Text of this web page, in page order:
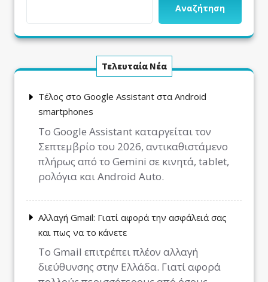
Αναζήτηση
Τελευταία Νέα
Τέλος στο Google Assistant στα Android
smartphones
Το Google Assistant καταργείται τον
Σεπτεμβρίο του 2026, αντικαθιστάμενο
πλήρως από το Gemini σε κινητά, tablet,
ρολόγια και Android Auto.
Αλλαγή Gmail: Γιατί αφορά την ασφάλειά σας
και πως να το κάνετε
Το Gmail επιτρέπει πλέον αλλαγή
διεύθυνσης στην Ελλάδα. Γιατί αφορά